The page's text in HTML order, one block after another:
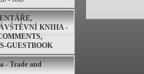
KNIHA -
GUESTBOOK
- Trade and